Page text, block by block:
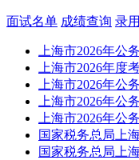
面试名单 成绩查询 录
上海市2026年公
上海市2026年度
上海市2026年公
上海市2026年公
上海市2026年公
国家税务总局上
国家税务总局上